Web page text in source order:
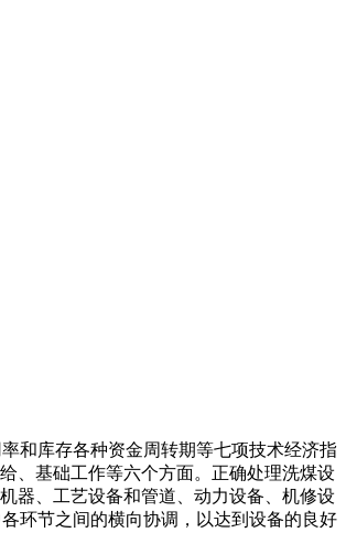
和库存各种资金周转期等七项技术经济指
、基础工作等六个方面。正确处理洗煤设
器、工艺设备和管道、动力设备、机修设
环节之间的横向协调，以达到设备的良好